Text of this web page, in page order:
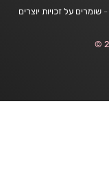
- שומרים על זכויות יוצרים